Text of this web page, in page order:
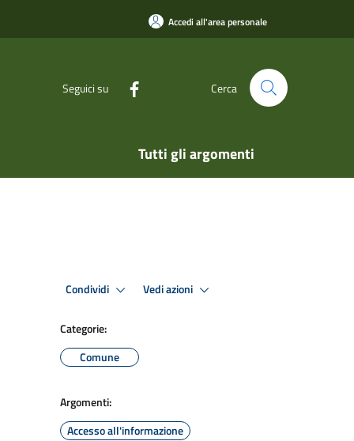
Accedi all'area personale
Seguici su Cerca
Tutti gli argomenti
Condividi Vedi azioni
Categorie:
Comune
Argomenti:
Accesso all'informazione